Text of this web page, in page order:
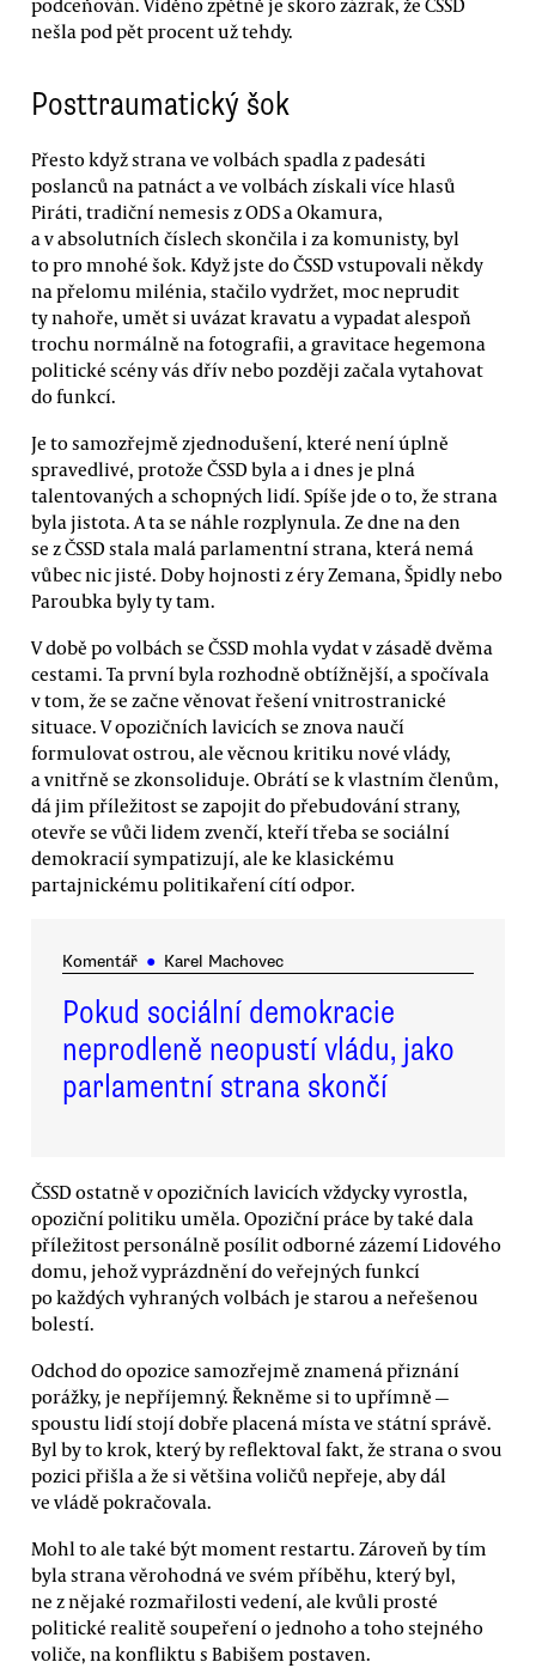
nešla pod pět procent už tehdy.
Posttraumatický šok
Přesto když strana ve volbách spadla z padesáti
poslanců na patnáct a ve volbách získali více hlasů
Piráti, tradiční nemesis z ODS a Okamura,
a v absolutních číslech skončila i za komunisty, byl
to pro mnohé šok. Když jste do ČSSD vstupovali někdy
na přelomu milénia, stačilo vydržet, moc neprudit
ty nahoře, umět si uvázat kravatu a vypadat alespoň
trochu normálně na fotografii, a gravitace hegemona
politické scény vás dřív nebo později začala vytahovat
do funkcí.
Je to samozřejmě zjednodušení, které není úplně
spravedlivé, protože ČSSD byla a i dnes je plná
talentovaných a schopných lidí. Spíše jde o to, že strana
byla jistota. A ta se náhle rozplynula. Ze dne na den
se z ČSSD stala malá parlamentní strana, která nemá
vůbec nic jisté. Doby hojnosti z éry Zemana, Špidly nebo
Paroubka byly ty tam.
V době po volbách se ČSSD mohla vydat v zásadě dvěma
cestami. Ta první byla rozhodně obtížnější, a spočívala
v tom, že se začne věnovat řešení vnitrostranické
situace. V opozičních lavicích se znova naučí
formulovat ostrou, ale věcnou kritiku nové vlády,
a vnitřně se zkonsoliduje. Obrátí se k vlastním členům,
dá jim příležitost se zapojit do přebudování strany,
otevře se vůči lidem zvenčí, kteří třeba se sociální
demokracií sympatizují, ale ke klasickému
partajnickému politikaření cítí odpor.
Komentář ● Karel Machovec
Pokud sociální demokracie
neprodleně neopustí vládu, jako
parlamentní strana skončí
ČSSD ostatně v opozičních lavicích vždycky vyrostla,
opoziční politiku uměla. Opoziční práce by také dala
příležitost personálně posílit odborné zázemí Lidového
domu, jehož vyprázdnění do veřejných funkcí
po každých vyhraných volbách je starou a neřešenou
bolestí.
Odchod do opozice samozřejmě znamená přiznání
porážky, je nepříjemný. Řekněme si to upřímně —
spoustu lidí stojí dobře placená místa ve státní správě.
Byl by to krok, který by reflektoval fakt, že strana o svou
pozici přišla a že si většina voličů nepřeje, aby dál
ve vládě pokračovala.
Mohl to ale také být moment restartu. Zároveň by tím
byla strana věrohodná ve svém příběhu, který byl,
ne z nějaké rozmařilosti vedení, ale kvůli prosté
politické realitě soupeření o jednoho a toho stejného
voliče, na konfliktu s Babišem postaven.